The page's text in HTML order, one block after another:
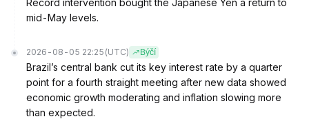
Record intervention bought the Japanese Yen a return to
mid-May levels.
2026-08-05 22:25 (UTC) Býčí
Brazil’s central bank cut its key interest rate by a quarter
point for a fourth straight meeting after new data showed
economic growth moderating and inflation slowing more
than expected.